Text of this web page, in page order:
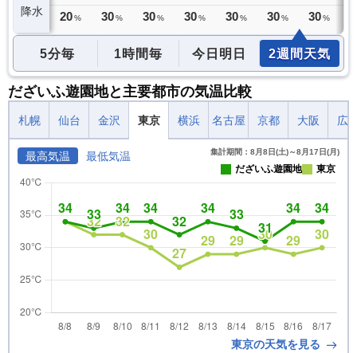
降水
0 ミリ 20 % 30 % 30 % 30 % 30 % 30 % 30 %
5分毎 1時間毎 今日明日 2週間天気
だざいふ遊園地と主要都市の気温比較
札幌 仙台 金沢 東京 横浜 名古屋 京都 大阪 広
最高気温 最低気温 集計期間：8月8日(土)～8月17日(月)
だざいふ遊園地 東京
東京の天気を見る